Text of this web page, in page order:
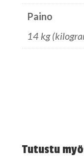
Paino
14 kg
Tutustu